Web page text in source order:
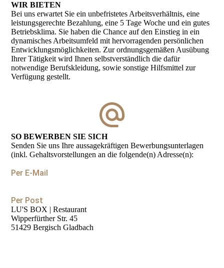
WIR BIETEN
Bei uns erwartet Sie ein unbefristetes Arbeitsverhältnis, eine
leistungs­gerechte Bezahlung, eine 5 Tage Woche und ein gutes
Betriebs­klima. Sie haben die Chance auf den Einstieg in ein
dynamisches Arbeits­umfeld mit hervorragenden persönlichen
Entwicklungs­möglich­keiten. Zur ordnungsgemäßen Ausübung
Ihrer Tätigkeit wird Ihnen selbstverständlich die dafür
notwendige Berufskleidung, sowie sonstige Hilfsmittel zur
Verfügung gestellt.
SO BEWERBEN SIE SICH
Senden Sie uns Ihre aussagekräftigen Bewerbungsunterlagen
(inkl. Gehaltsvorstellungen an die folgende(n) Adresse(n):
Per E-Mail
Per Post
LU'S BOX | Restaurant
Wipperfürther Str. 45
51429 Bergisch Gladbach